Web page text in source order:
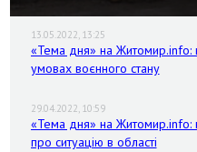
13.05.2022, 13:25
«Тема дня» на Житомир.info:
умовах воєнного стану
29.04.2022, 10:59
«Тема дня» на Житомир.info:
про ситуацію в області